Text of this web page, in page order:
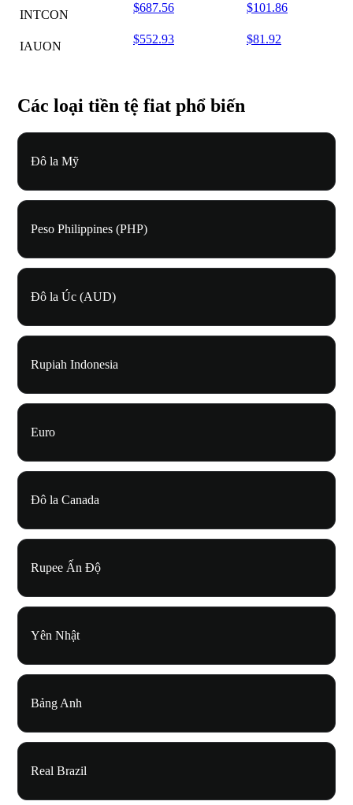
INTCON
$687.56 $101.86
IAUON
$552.93 $81.92
Các loại tiền tệ fiat phổ biến
Đô la Mỹ
Peso Philippines (PHP)
Đô la Úc (AUD)
Rupiah Indonesia
Euro
Đô la Canada
Rupee Ấn Độ
Yên Nhật
Bảng Anh
Real Brazil